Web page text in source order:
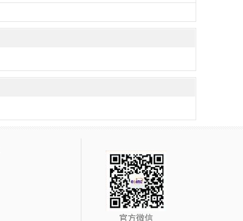
官方微信